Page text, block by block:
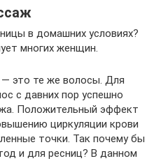
в домашних условиях?
многих женщин.
это те же волосы. Для
с давних пор успешно
Положительный эффект
циркуляции крови
точки. Так почему бы
и для ресниц? В данном